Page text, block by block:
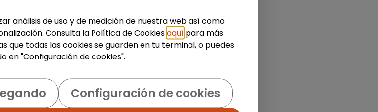
Enviar
análisis de uso y de medición de nuestra web así como
Consulta la Política de Cookiesaquí para más
que todas las cookies se guarden en tu terminal, o puedes
en "Configuración de cookies".
Configuración de cookies